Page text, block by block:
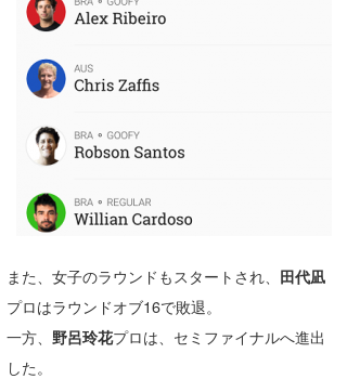
また、女子のラウンドもスタートされ、 田代凪
プロはラウンドオブ16で敗退。
一方、 野呂玲花プロは、セミファイナルへ進出
した。
DELTA FORCE SURF
CBA Films
進士剛光
田原啓江
NOBUFUKU
大野”MAR”修聖
Aichan
chan-U
G◎Da
H
KOBU
KY